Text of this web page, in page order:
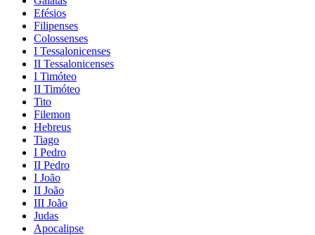
Efésios
Filipenses
Colossenses
I Tessalonicenses
II Tessalonicenses
I Timóteo
II Timóteo
Tito
Filemon
Hebreus
Tiago
I Pedro
II Pedro
I João
II João
III João
Judas
Apocalipse